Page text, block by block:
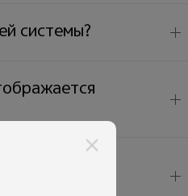
системы?